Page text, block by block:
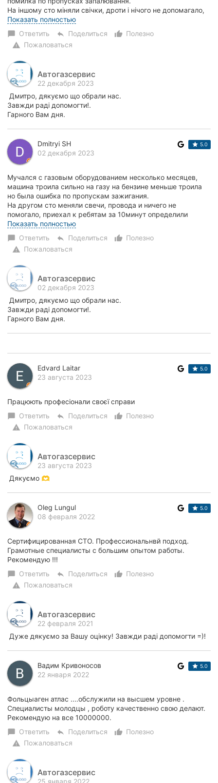
На іншому сто міняли свічки, дроти і нічого не допомагало,
приїхав до хлопців за 10 хвилин визначили пробле...
Показать полностью
chat_bubble Ответить reply Поделиться thumb_up_alt
Полезно
warning Пожаловаться
Автогазсервис
22 декабря 2023
Дмитро, дякуємо що обрали нас.
Завжди раді допомогти!.
Гарного Вам дня.
Dmitryi SH
02 декабря 2023
5.0
Мучался с газовым оборудованием несколько месяцев,
машина троила сильно на газу на бензине меньше троила
но была ошибка по пропускам зажигания.
На другом сто меняли свечи, провода и ничего не
помогало, приехал к ребятам за 10минут определили
проблему...
Показать полностью
chat_bubble Ответить reply Поделиться thumb_up_alt
Полезно
warning Пожаловаться
Автогазсервис
02 декабря 2023
Дмитро, дякуємо що обрали нас.
Завжди раді допомогти!.
Гарного Вам дня.
Edvard Laitar
23 августа 2023
5.0
Працюють професіонали своєї справи
chat_bubble Ответить reply Поделиться thumb_up_alt
Полезно
warning Пожаловаться
Автогазсервис
23 августа 2023
Дякуємо 🫶
Oleg Lungul
08 февраля 2022
5.0
Сертифицированная СТО. Профессиональнвй подход.
Грамотные специалисты с большим опытом работы.
Рекомендую !!!
chat_bubble Ответить reply Поделиться thumb_up_alt
Полезно
warning Пожаловаться
Автогазсервис
22 февраля 2021
Дуже дякуємо за Вашу оцінку! Завжди раді допомогти =)!
Вадим Кривоносов
22 января 2022
5.0
Фольцыаген атлас ....обслужили на высшем уровне .
Специалисты молодцы , роботу качественно свою делают.
Рекомендую на все 10000000.
chat_bubble Ответить reply Поделиться thumb_up_alt
Полезно
warning Пожаловаться
Автогазсервис
25 января 2022